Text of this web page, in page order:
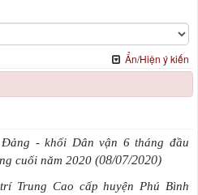
Ẩn/Hiện ý kiến
- khối Dân vận 6 tháng đầu
cuối năm 2020 (08/07/2020)
Trung Cao cấp huyện Phú Bình